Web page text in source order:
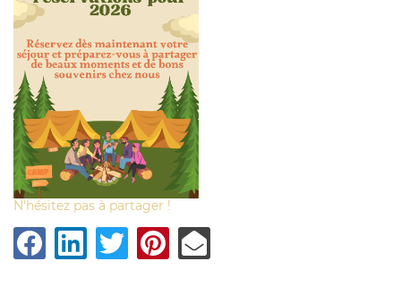
N'hésitez pas à partager !